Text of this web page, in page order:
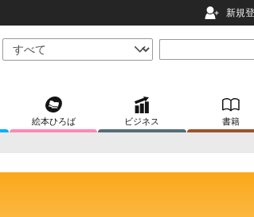
新規
絵本ひろば ビジネス 書籍